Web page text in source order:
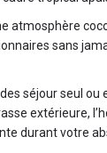
atmosphère
sans
séjour seul
extérieure,
durant votre